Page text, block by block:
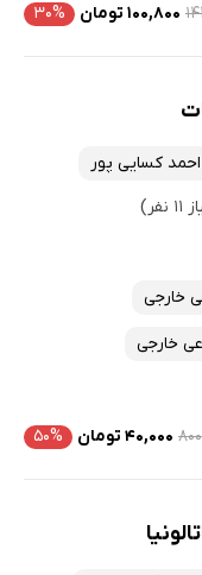
۱۰۰,۸۰۰ تومان ۳۰%
احمد کسایی پور
خارجی
خارجی
۴۰,۰۰۰ تومان ۵۰%